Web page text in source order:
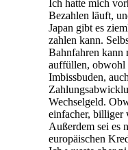
Ich hatte mich
Bezahlen läuft,
Japan gibt es
zahlen kann.
Bahnfahren kann
auffüllen, obwohl
Imbissbuden,
Wechselgeld.
einfacher, billiger
Außerdem sei es
europäischen